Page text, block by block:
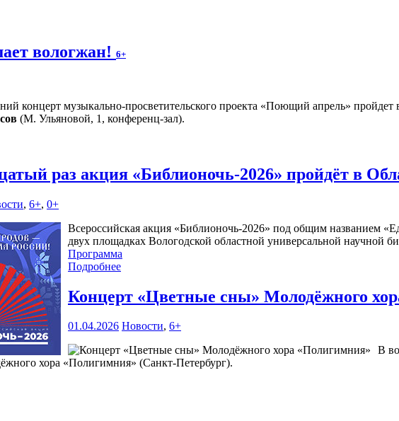
вологжан! 6+
концерт музыкально-просветительского проекта «Поющий апрель» пройдет
(М. Ульяновой, 1, конференц-зал).
раз акция «Библионочь-2026» пройдёт в
, 6+, 0+
Всероссийская акция «Библионочь-2026» под общим названием
двух площадках Вологодской областной универсальной научной
Программа
Подробнее
Концерт «Цветные сны» Молодёжного
01.04.2026 Новости, 6+
В
хора «Полигимния» (Санкт-Петербург).